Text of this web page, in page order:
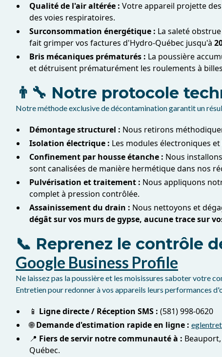
Qualité de l'air altérée : Votre appareil projette
des voies respiratoires.
Surconsommation énergétique : La saleté
fait grimper vos factures d'Hydro-Québec jusqu'à
Bris mécaniques prématurés : La poussière
et détruisent prématurément les roulements à
👨‍🔧 Notre protocole
Notre méthode exclusive de décontamination garantit un
Démontage structurel : Nous retirons
Isolation électrique : Les modules électroniques
Confinement par housse étanche : Nous
sont canalisées de manière hermétique dans nos
Pulvérisation et traitement : Nous appliquons
complet à pression contrôlée.
Assainissement du drain : Nous nettoyons et
dégât sur vos murs de gypse, aucune trace sur
📞 Reprenez le contrôle
Google Business Profile
Ne laissez pas la poussière et les moisissures saboter votre
Entretien pour redonner à vos appareils leurs performances
📱 Ligne directe / Réception SMS : (581) 998-0620
🌐Demande d'estimation rapide en ligne :
📍 Fiers de servir notre communauté à :
Québec.